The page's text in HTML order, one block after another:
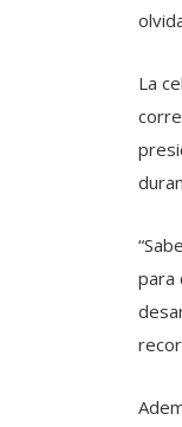
La
para